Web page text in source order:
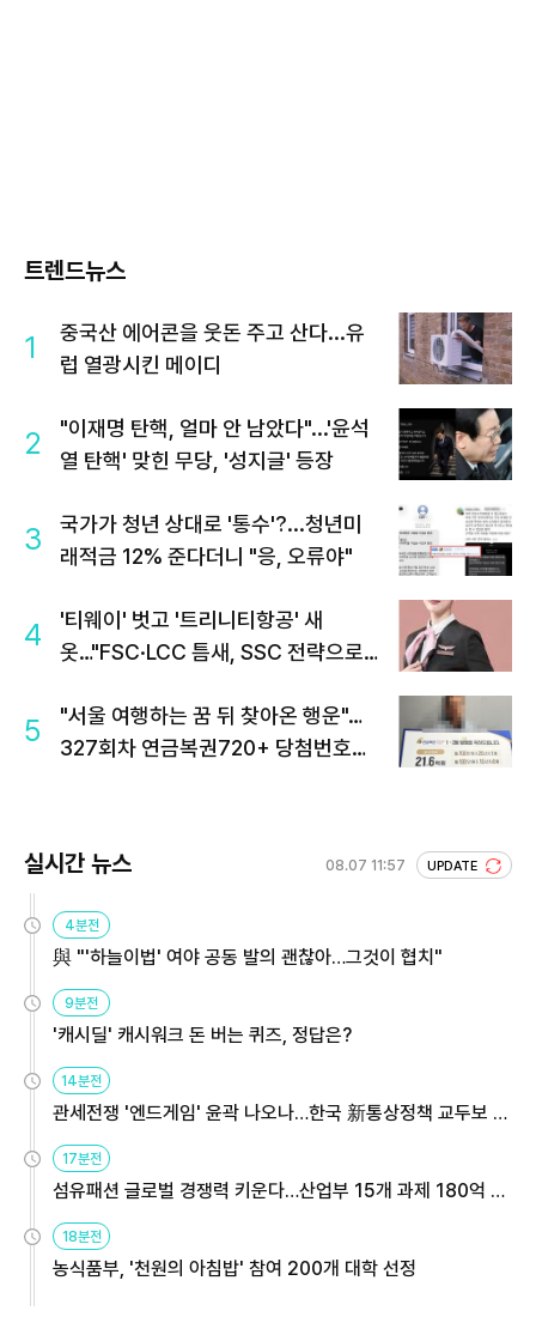
트렌드뉴스
1
중국산 에어콘을 웃돈 주고 산다...유
럽 열광시킨 메이디
2
"이재명 탄핵, 얼마 안 남았다"...'윤석
열 탄핵' 맞힌 무당, '성지글' 등장
3
국가가 청년 상대로 '통수'?...청년미
래적금 12% 준다더니 "응, 오류야"
4
'티웨이' 벗고 '트리니티항공' 새
옷…"FSC·LCC 틈새, SSC 전략으로
5
"서울 여행하는 꿈 뒤 찾아온 행운"…
327회차 연금복권720+ 당첨번호조
실시간 뉴스 08.07 11:57 UPDATE
4분전
與 "'하늘이법' 여야 공동 발의 괜찮아…그것이 협치"
9분전
'캐시딜' 캐시워크 돈 버는 퀴즈, 정답은?
14분전
관세전쟁 '엔드게임' 윤곽 나오나…한국 新통상정책 교두보 활
17분전
섬유패션 글로벌 경쟁력 키운다…산업부 15개 과제 180억 지
18분전
농식품부, '천원의 아침밥' 참여 200개 대학 선정